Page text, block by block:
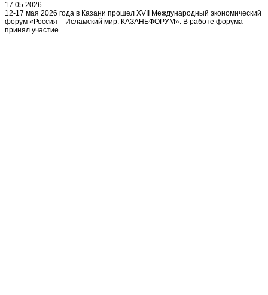
17.05.2026
12-17 мая 2026 года в Казани прошел XVII Международный экономический
форум «Россия – Исламский мир: КАЗАНЬФОРУМ». В работе форума
принял участие...